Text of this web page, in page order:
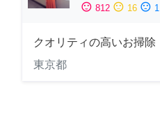
sentiment_satisfied 812 sentiment_neutral 16 sentiment_dissatisfied 1
クオリティの高いお掃除
東京都